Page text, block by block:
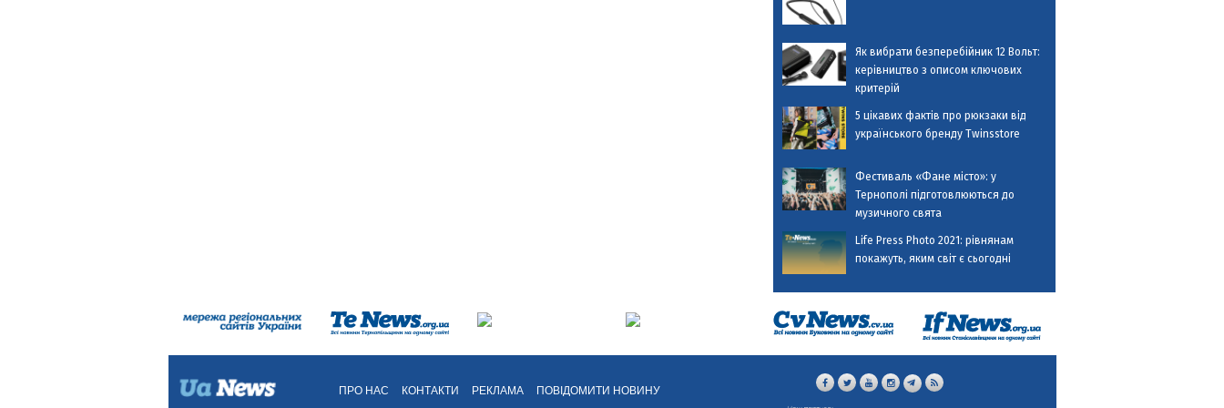
Як вибрати безперебійник 12 Вольт:
керівництво з описом ключових
критерій
5 цікавих фактів про рюкзаки від
українського бренду Twinsstore
Фестиваль «Фане місто»: у
Тернополі підготовлюються до
музичного свята
Life Press Photo 2021: рівнянам
покажуть, яким світ є сьогодні
ПРО НАС КОНТАКТИ РЕКЛАМА ПОВІДОМИТИ НОВИНУ